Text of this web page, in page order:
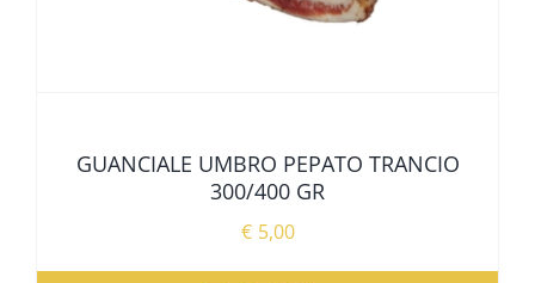
GUANCIALE UMBRO PEPATO TRANCIO
300/400 GR
€ 5,00